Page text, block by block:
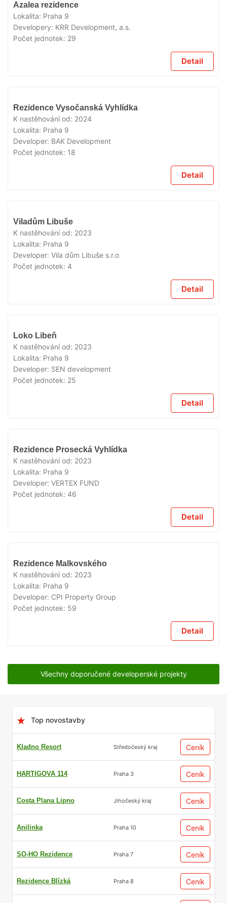
Azalea rezidence
Lokalita: Praha 9
Developery: KRR Development, a.s.
Počet jednotek: 29
Detail
VYPRODÁNO
Rezidence Vysočanská Vyhlídka
K nastěhování od: 2024
Lokalita: Praha 9
Developer: BAK Development
Počet jednotek: 18
Detail
Viladům Libuše
K nastěhování od: 2023
Lokalita: Praha 9
Developer: Vila dům Libuše s.r.o
Počet jednotek: 4
Detail
Loko Libeň
K nastěhování od: 2023
Lokalita: Praha 9
Developer: SEN development
Počet jednotek: 25
Detail
Rezidence Prosecká Vyhlídka
K nastěhování od: 2023
Lokalita: Praha 9
Developer: VERTEX FUND
Počet jednotek: 46
Detail
Rezidence Malkovského
K nastěhování od: 2023
Lokalita: Praha 9
Developer: CPI Property Group
Počet jednotek: 59
Detail
Všechny doporučené developerské projekty
Top novostavby
Kladno Resort Středočeský kraj Ceník
HARTIGOVA 114 Praha 3 Ceník
Costa Plana Lipno Jihočeský kraj Ceník
Anilinka Praha 10 Ceník
SO-HO Rezidence Praha 7 Ceník
Rezidence Blízká Praha 8 Ceník